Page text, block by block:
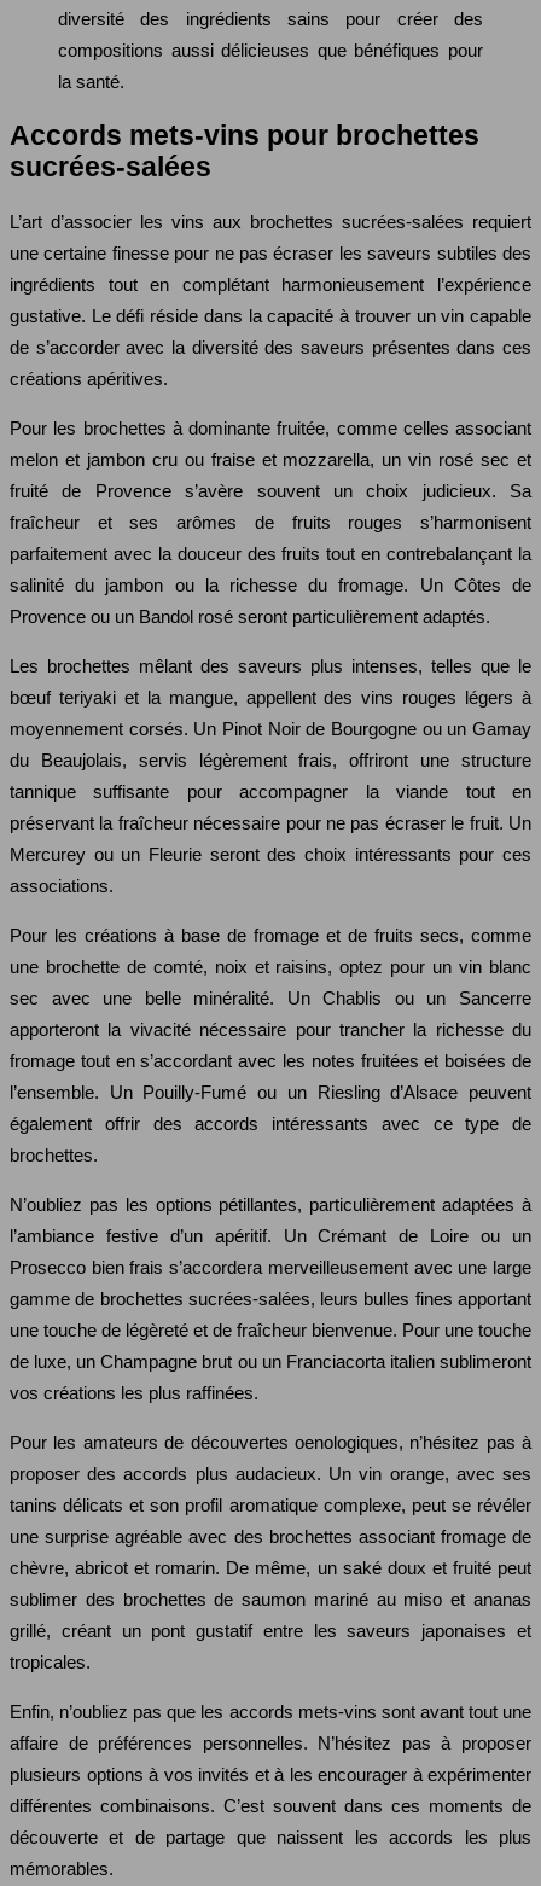
diversité des ingrédients sains pour créer des
compositions aussi délicieuses que bénéfiques pour
la santé.
Accords mets-vins pour brochettes
sucrées-salées
L’art d’associer les vins aux brochettes sucrées-salées requiert
une certaine finesse pour ne pas écraser les saveurs subtiles des
ingrédients tout en complétant harmonieusement l’expérience
gustative. Le défi réside dans la capacité à trouver un vin capable
de s’accorder avec la diversité des saveurs présentes dans ces
créations apéritives.
Pour les brochettes à dominante fruitée, comme celles associant
melon et jambon cru ou fraise et mozzarella, un vin rosé sec et
fruité de Provence s’avère souvent un choix judicieux. Sa
fraîcheur et ses arômes de fruits rouges s’harmonisent
parfaitement avec la douceur des fruits tout en contrebalançant la
salinité du jambon ou la richesse du fromage. Un Côtes de
Provence ou un Bandol rosé seront particulièrement adaptés.
Les brochettes mêlant des saveurs plus intenses, telles que le
bœuf teriyaki et la mangue, appellent des vins rouges légers à
moyennement corsés. Un Pinot Noir de Bourgogne ou un Gamay
du Beaujolais, servis légèrement frais, offriront une structure
tannique suffisante pour accompagner la viande tout en
préservant la fraîcheur nécessaire pour ne pas écraser le fruit. Un
Mercurey ou un Fleurie seront des choix intéressants pour ces
associations.
Pour les créations à base de fromage et de fruits secs, comme
une brochette de comté, noix et raisins, optez pour un vin blanc
sec avec une belle minéralité. Un Chablis ou un Sancerre
apporteront la vivacité nécessaire pour trancher la richesse du
fromage tout en s’accordant avec les notes fruitées et boisées de
l’ensemble. Un Pouilly-Fumé ou un Riesling d’Alsace peuvent
également offrir des accords intéressants avec ce type de
brochettes.
N’oubliez pas les options pétillantes, particulièrement adaptées à
l’ambiance festive d’un apéritif. Un Crémant de Loire ou un
Prosecco bien frais s’accordera merveilleusement avec une large
gamme de brochettes sucrées-salées, leurs bulles fines apportant
une touche de légèreté et de fraîcheur bienvenue. Pour une touche
de luxe, un Champagne brut ou un Franciacorta italien sublimeront
vos créations les plus raffinées.
Pour les amateurs de découvertes oenologiques, n’hésitez pas à
proposer des accords plus audacieux. Un vin orange, avec ses
tanins délicats et son profil aromatique complexe, peut se révéler
une surprise agréable avec des brochettes associant fromage de
chèvre, abricot et romarin. De même, un saké doux et fruité peut
sublimer des brochettes de saumon mariné au miso et ananas
grillé, créant un pont gustatif entre les saveurs japonaises et
tropicales.
Enfin, n’oubliez pas que les accords mets-vins sont avant tout une
affaire de préférences personnelles. N’hésitez pas à proposer
plusieurs options à vos invités et à les encourager à expérimenter
différentes combinaisons. C’est souvent dans ces moments de
découverte et de partage que naissent les accords les plus
mémorables.